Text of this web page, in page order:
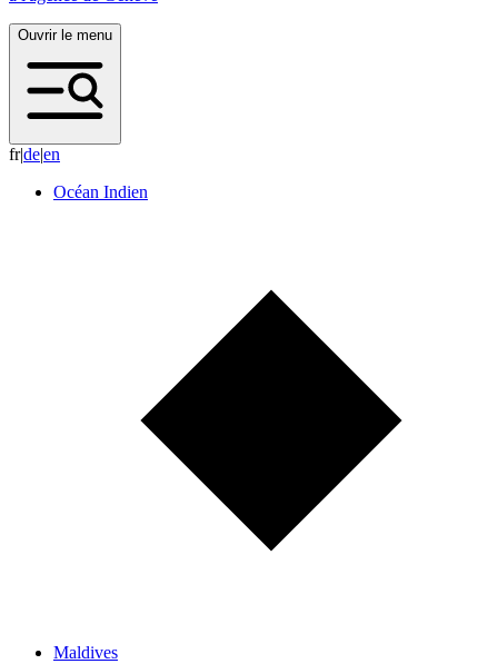
Ouvrir le menu
fr|de|en
Océan Indien
Maldives